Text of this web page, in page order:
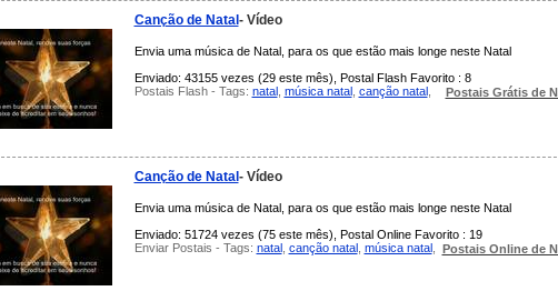
Canção de Natal - Vídeo
Envia uma música de Natal, para os que estão mais longe neste Natal
Enviado: 43155 vezes (29 este mês), Postal Flash Favorito : 8
Postais Flash - Tags: natal, música natal, canção natal, Postais Grátis de
Canção de Natal - Vídeo
Envia uma música de Natal, para os que estão mais longe neste Natal
Enviado: 51724 vezes (75 este mês), Postal Online Favorito : 19
Enviar Postais - Tags: natal, canção natal, música natal, Postais Online de